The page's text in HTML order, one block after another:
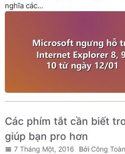
nghĩa các...
Các phím tắt cần biết
giúp bạn pro hơn
7 Tháng Một, 2016 Công Toàn